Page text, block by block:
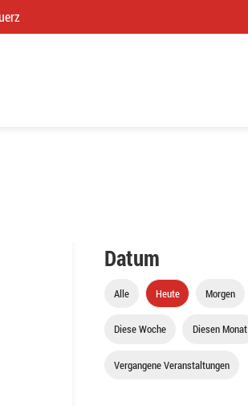
Datum
Alle Heute Morgen
Diese Woche Diesen Monat
Vergangene Veranstaltungen